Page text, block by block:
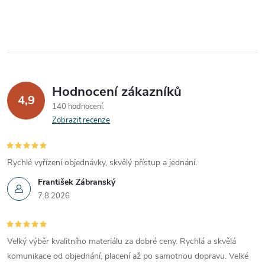
4,9 Hodnocení zákazníků
140 hodnocení
Zobrazit recenze
František Zábranský
7.8.2026
Rychlé vyřízení objednávky, skvělý přístup a jednání.
Velký výběr kvalitního materiálu za dobré ceny. Rychlá a skvělá
komunikace od objednání, placení až po samotnou dopravu. Velké